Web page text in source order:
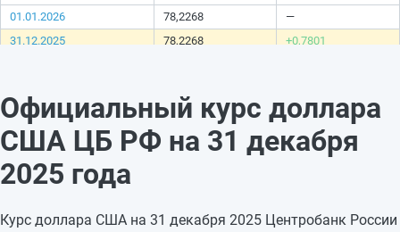
01.01.2026
78,2268
—
31.12.2025
78,2268
+0,7801
28.12.2025
77,6924
—
27.12.2025
77,6924
-0,1921
26.12.2025
25.12.2025
Официальный курс доллара
США ЦБ РФ на 31 декабря
2025 года
Курс доллара США на 31 декабря 2025 Центробанк России